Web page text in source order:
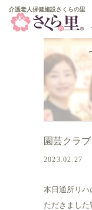
介護老人保健施設さくらの里
介護老人保健施設さくらの里
園芸クラ
2023.02.27
本日通所リハ
ただきまし